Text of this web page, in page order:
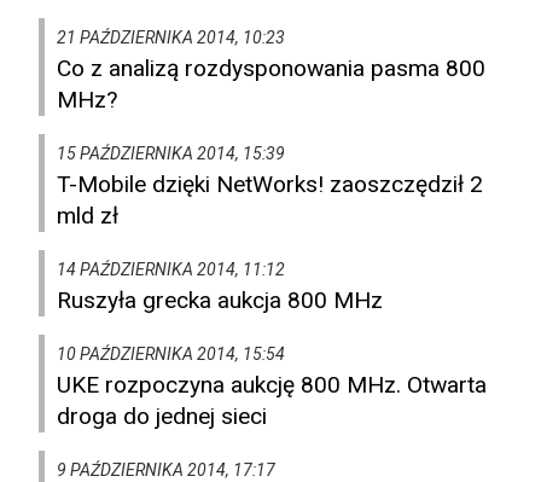
21 PAŹDZIERNIKA 2014, 10:23
Co z analizą rozdysponowania pasma 800
MHz?
15 PAŹDZIERNIKA 2014, 15:39
T-Mobile dzięki NetWorks! zaoszczędził 2
mld zł
14 PAŹDZIERNIKA 2014, 11:12
Ruszyła grecka aukcja 800 MHz
10 PAŹDZIERNIKA 2014, 15:54
UKE rozpoczyna aukcję 800 MHz. Otwarta
droga do jednej sieci
9 PAŹDZIERNIKA 2014, 17:17